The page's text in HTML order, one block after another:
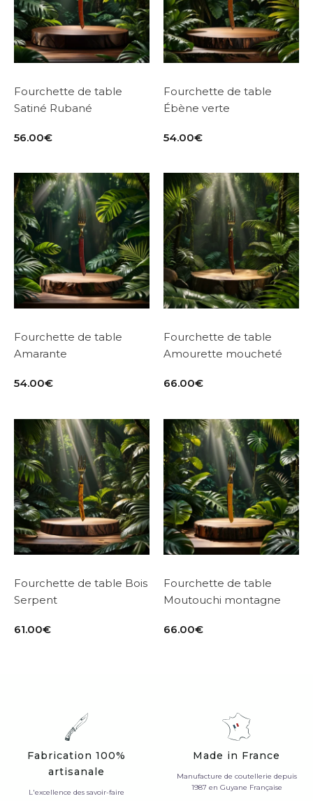
Fourchette de table
Satiné Rubané
56.00€
Fourchette de table
Ébène verte
54.00€
Fourchette de table
Amarante
54.00€
Fourchette de table
Amourette moucheté
66.00€
Fourchette de table Bois
Serpent
61.00€
Fourchette de table
Moutouchi montagne
66.00€
Fabrication 100%
artisanale
L'excellence des savoir-faire
Made in France
Manufacture de coutellerie depuis
1987 en Guyane Française